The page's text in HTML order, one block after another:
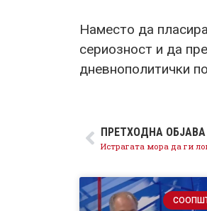
Наместо да
сериозност и да
дневнополитички
ПРЕТХОДНА ОБЈАВА